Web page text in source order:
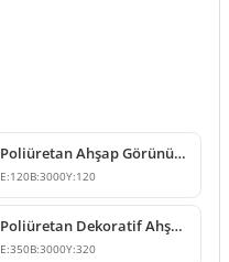
Poliüretan Ahşap Görünümlü Dekoratif Kiriş
E:120B:3000Y:120
Poliüretan Dekoratif Ahşap Görünümlü Kiriş Modeli
E:350B:3000Y:320